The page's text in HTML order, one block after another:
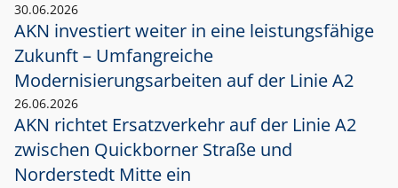
30.06.2026
AKN investiert weiter in eine leistungsfähige
Zukunft – Umfangreiche
Modernisierungsarbeiten auf der Linie A2
26.06.2026
AKN richtet Ersatzverkehr auf der Linie A2
zwischen Quickborner Straße und
Norderstedt Mitte ein